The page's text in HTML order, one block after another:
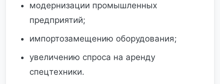
модернизации промышленных
предприятий;
импортозамещению оборудования;
увеличению спроса на аренду
спецтехники.